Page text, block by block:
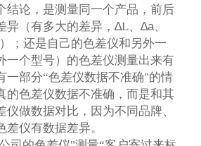
结论，是测量同一个产品，前后
异（有多大的差异，∆L、∆a、
）；还是自己的色差仪和另外一
一个型号）的色差仪测量出来有
一部分“色差仪数据不准确"的情
的色差仪数据不准确，而是和其
仪做数据对比，因为不同品牌、
差仪有数据差异。